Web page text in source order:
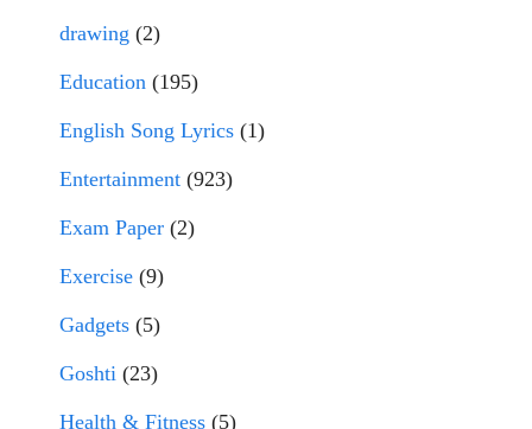
drawing (2)
Education (195)
English Song Lyrics (1)
Entertainment (923)
Exam Paper (2)
Exercise (9)
Gadgets (5)
Goshti (23)
Health & Fitness (5)